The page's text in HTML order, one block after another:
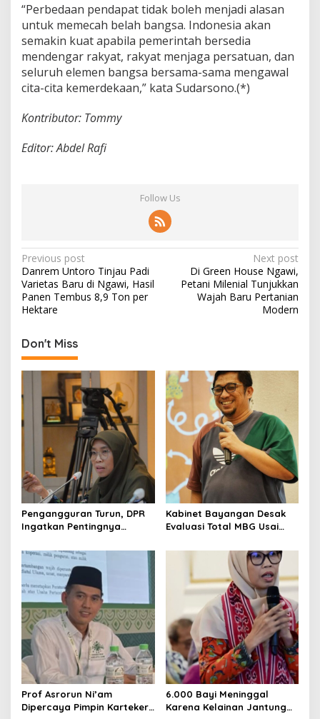
“Perbedaan pendapat tidak boleh menjadi alasan
untuk memecah belah bangsa. Indonesia akan
semakin kuat apabila pemerintah bersedia
mendengar rakyat, rakyat menjaga persatuan, dan
seluruh elemen bangsa bersama-sama mengawal
cita-cita kemerdekaan,” kata Sudarsono.(*)
Kontributor: Tommy
Editor: Abdel Rafi
Follow Us
P
o
s
t
n
a
v
i
g
i
o
n
Previous post
Danrem Untoro Tinjau Padi
Varietas Baru di Ngawi, Hasil
Panen Tembus 8,9 Ton per
Hektare
Next post
Di Green House Ngawi,
Petani Milenial Tunjukkan
Wajah Baru Pertanian
Modern
Don't Miss
Pengangguran Turun, DPR
Ingatkan Pentingnya
yang Layak
Kabinet Bayangan Desak
Evaluasi Total MBG Usai
Massal
Prof Asrorun Ni’am
Dipercaya Pimpin Karteker
6.000 Bayi Meninggal
Karena Kelainan Jantung